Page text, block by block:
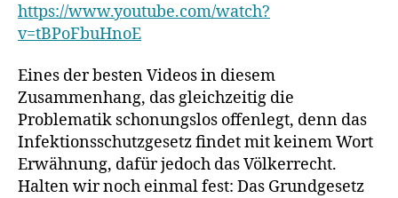
https://www.youtube.com/watch?
v=tBPoFbuHnoE
Eines der besten Videos in diesem
Zusammenhang, das gleichzeitig die
Problematik schonungslos offenlegt, denn das
Infektionsschutzgesetz findet mit keinem Wort
Erwähnung, dafür jedoch das Völkerrecht.
Halten wir noch einmal fest: Das Grundgesetz